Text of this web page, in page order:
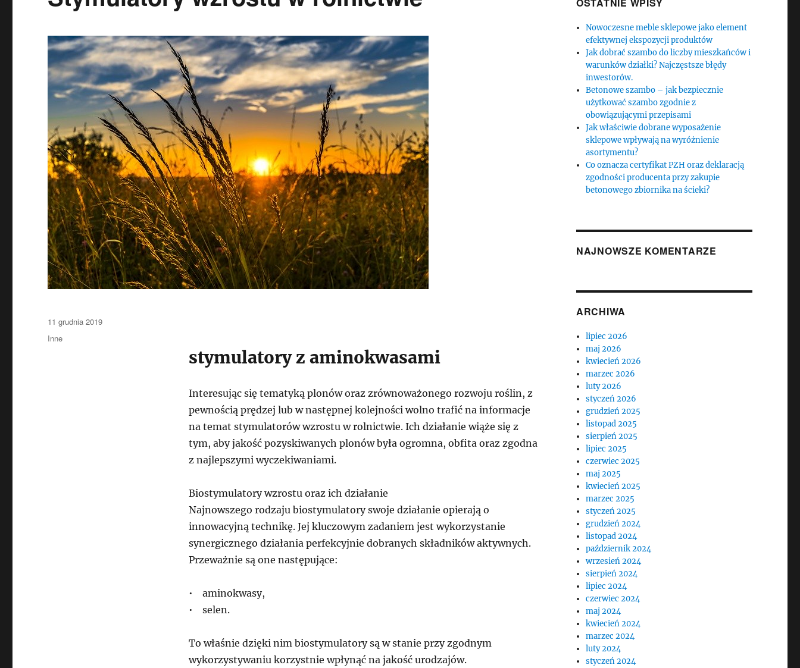
stymulatory z aminokwasami
Interesując się tematyką plonów oraz zrównoważonego rozwoju roślin, z
pewnością prędzej lub w następnej kolejności wolno trafić na informacje
na temat stymulatorów wzrostu w rolnictwie. Ich działanie wiąże się z
tym, aby jakość pozyskiwanych plonów była ogromna, obfita oraz zgodna
z najlepszymi wyczekiwaniami.
Biostymulatory wzrostu oraz ich działanie
Najnowszego rodzaju biostymulatory swoje działanie opierają o
innowacyjną technikę. Jej kluczowym zadaniem jest wykorzystanie
synergicznego działania perfekcyjnie dobranych składników aktywnych.
Przeważnie są one następujące:
• aminokwasy,
• selen.
To właśnie dzięki nim biostymulatory są w stanie przy zgodnym
wykorzystywaniu korzystnie wpłynąć na jakość urodzajów.
Data
publikacji
11 grudnia 2019
Kategorie
Inne
Nowoczesne meble sklepowe jako element
efektywnej ekspozycji produktów
Jak dobrać szambo do liczby mieszkańców i
warunków działki? Najczęstsze błędy
inwestorów.
Betonowe szambo – jak bezpiecznie
użytkować szambo zgodnie z
obowiązującymi przepisami
Jak właściwie dobrane wyposażenie
sklepowe wpływają na wyróżnienie
asortymentu?
Co oznacza certyfikat PZH oraz deklaracją
zgodności producenta przy zakupie
betonowego zbiornika na ścieki?
NAJNOWSZE KOMENTARZE
ARCHIWA
lipiec 2026
maj 2026
kwiecień 2026
marzec 2026
luty 2026
styczeń 2026
grudzień 2025
listopad 2025
sierpień 2025
lipiec 2025
czerwiec 2025
maj 2025
kwiecień 2025
marzec 2025
styczeń 2025
grudzień 2024
listopad 2024
październik 2024
wrzesień 2024
sierpień 2024
lipiec 2024
czerwiec 2024
maj 2024
kwiecień 2024
marzec 2024
luty 2024
styczeń 2024